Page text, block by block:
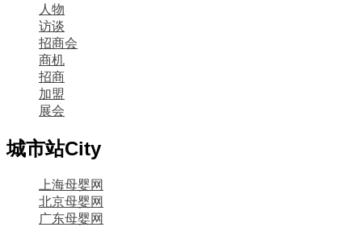
人物
访谈
招商会
商机
招商
加盟
展会
城市站City
上海母婴网
北京母婴网
广东母婴网